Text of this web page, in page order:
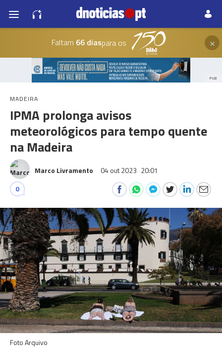
Faltam 66 diaspara os ×
PUB
MADEIRA
IPMA prolonga avisos
meteorológicos para tempo quente
na Madeira
Marco Livramento 04 out 2023 20:01
0
Foto Arquivo